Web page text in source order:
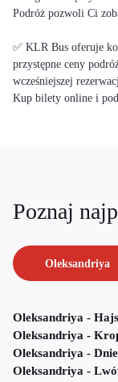
Podróż pozwoli Ci
✅ KLR Bus oferuje
przystępne ceny
wcześniejszej
Kup bilety online i
Poznaj
Oleksandriya
Oleksandriya -
Oleksandriya -
Oleksandriya -
Oleksandriya -